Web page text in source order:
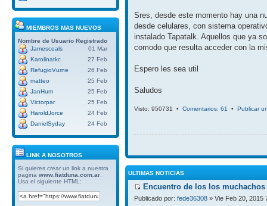
MIEMBROS MAS NUEVOS
Nombre de Usuario Registrado
Jamesceals
01 Mar
Karolinatkc
27 Feb
RefugioVurne
26 Feb
matteo
25 Feb
JanHum
25 Feb
Victorpar
25 Feb
HaroldJorce
24 Feb
DanielSyday
24 Feb
LINK A NOSOTROS
Si quieres crear un link a nuestra
pagina www.fiatduna.com.ar
Usa el siguiente HTML:
Sres, desde este momento hay una
desde celulares, con sistema
instalado Tapatalk. Aquellos que ya
comodo que resulta acceder con la
Espero les sea util
Saludos
Visto: 950731 • Comentarios: 61 • Publicar
ULTIMAS NOTICIAS
Encuentro de los los
Publicado por: fede36308 » Vie Feb 20, 2015